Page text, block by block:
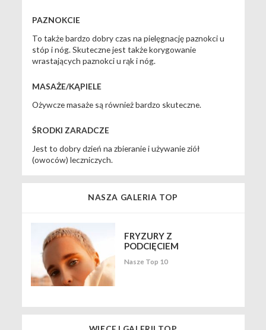
PAZNOKCIE
To także bardzo dobry czas na pielęgnację paznokci u
stóp i nóg. Skuteczne jest także korygowanie
wrastających paznokci u rąk i nóg.
MASAŻE/KĄPIELE
Ożywcze masaże są również bardzo skuteczne.
ŚRODKI ZARADCZE
Jest to dobry dzień na zbieranie i używanie ziół
(owoców) leczniczych.
NASZA GALERIA TOP
FRYZURY Z
PODCIĘCIEM
Nasze Top 10